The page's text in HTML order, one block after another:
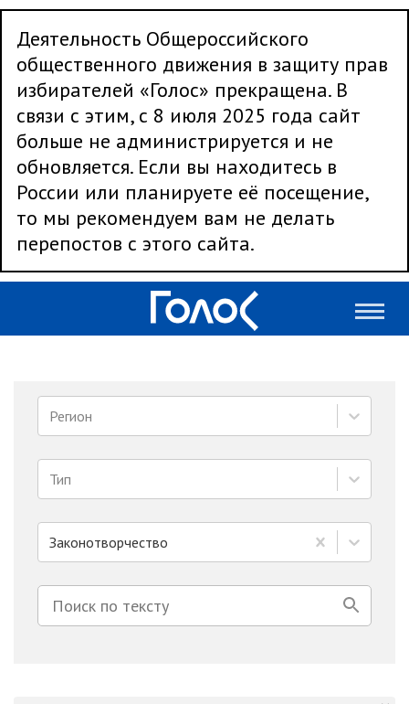
Деятельность Общероссийского
общественного движения в защиту прав
избирателей «Голос» прекращена. В
связи с этим, с 8 июля 2025 года сайт
больше не администрируется и не
обновляется. Если вы находитесь в
России или планируете её посещение,
то мы рекомендуем вам не делать
перепостов с этого сайта.
Регион
Тип
Законотворчество